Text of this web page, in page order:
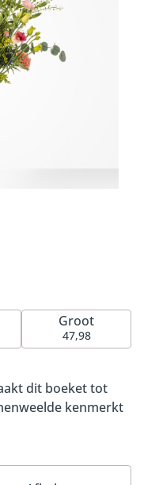
dit boeket tot
kenmerkt
Delphinium, de
gerbera. Een
je iedereen een
Groot
47,98